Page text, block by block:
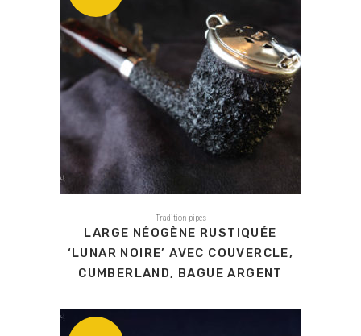
Tradition pipes
LARGE NÉOGÈNE RUSTIQUÉE
‘LUNAR NOIRE’ AVEC COUVERCLE,
CUMBERLAND, BAGUE ARGENT